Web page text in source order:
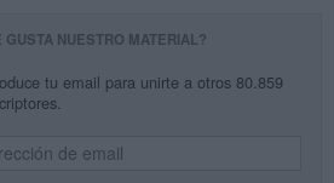
GUSTA NUESTRO MATERIAL?
tu email para unirte a otros 80.859